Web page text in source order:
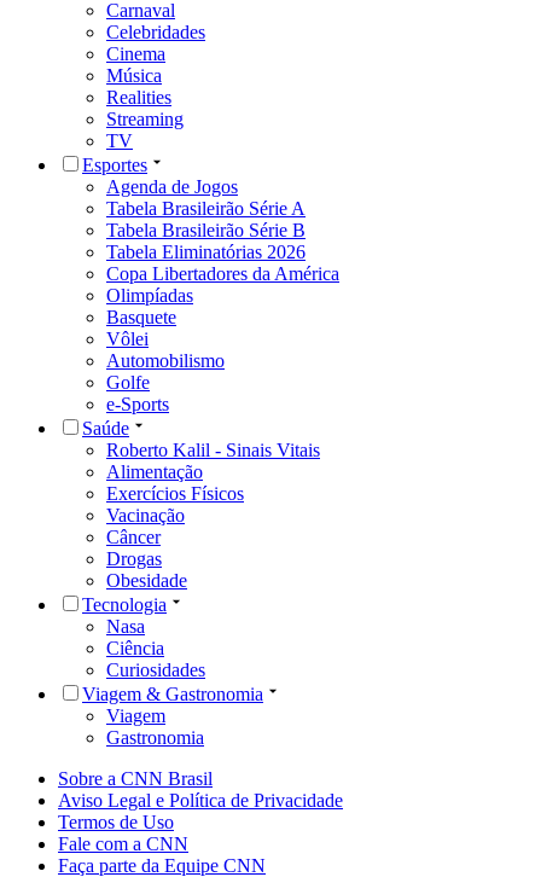
Carnaval
Celebridades
Cinema
Música
Realities
Streaming
TV
Esportes
Agenda de Jogos
Tabela Brasileirão Série A
Tabela Brasileirão Série B
Tabela Eliminatórias 2026
Copa Libertadores da América
Olimpíadas
Basquete
Vôlei
Automobilismo
Golfe
e-Sports
Saúde
Roberto Kalil - Sinais Vitais
Alimentação
Exercícios Físicos
Vacinação
Câncer
Drogas
Obesidade
Tecnologia
Nasa
Ciência
Curiosidades
Viagem & Gastronomia
Viagem
Gastronomia
Sobre a CNN Brasil
Aviso Legal e Política de Privacidade
Termos de Uso
Fale com a CNN
Faça parte da Equipe CNN